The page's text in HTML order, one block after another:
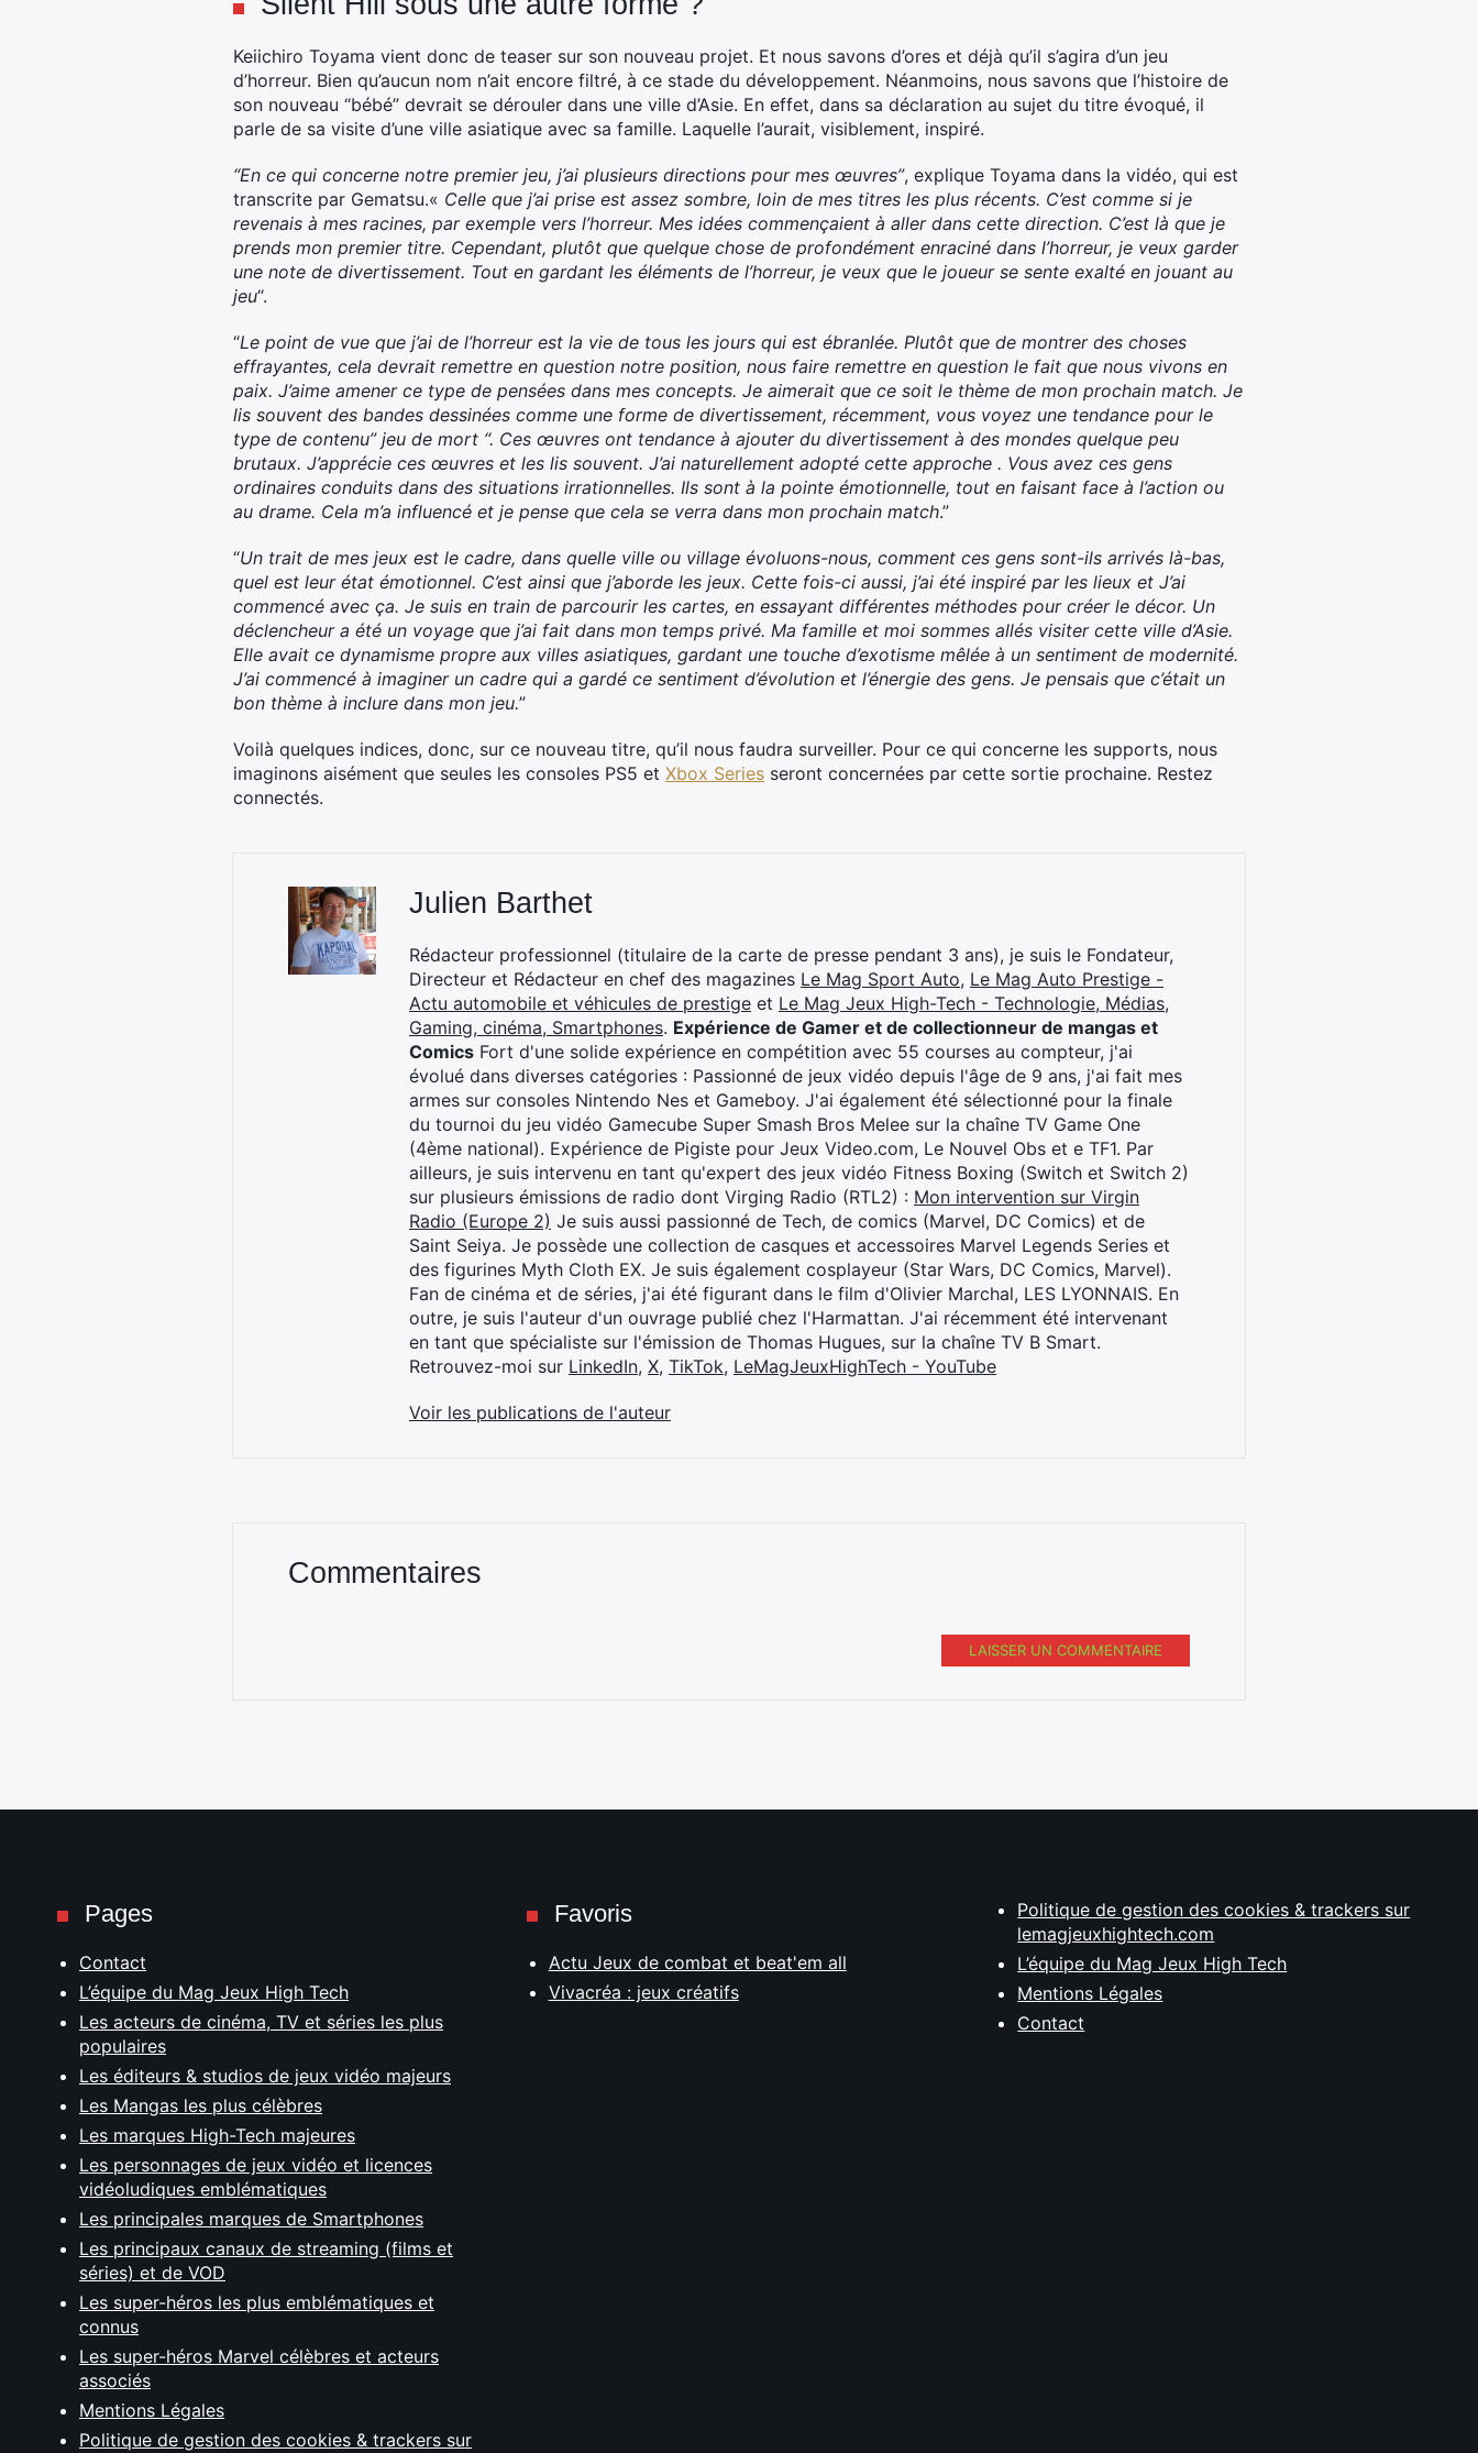
Keiichiro Toyama vient donc de teaser sur son nouveau projet. Et nous savons d’ores et déjà qu’il s’agira d’un jeu
d’horreur. Bien qu’aucun nom n’ait encore filtré, à ce stade du développement. Néanmoins, nous savons que l’histoire de
son nouveau “bébé” devrait se dérouler dans une ville d’Asie. En effet, dans sa déclaration au sujet du titre évoqué, il
parle de sa visite d’une ville asiatique avec sa famille. Laquelle l’aurait, visiblement, inspiré.
“En ce qui concerne notre premier jeu, j’ai plusieurs directions pour mes œuvres”, explique Toyama dans la vidéo, qui est
transcrite par Gematsu.« Celle que j’ai prise est assez sombre, loin de mes titres les plus récents. C’est comme si je
revenais à mes racines, par exemple vers l’horreur. Mes idées commençaient à aller dans cette direction. C’est là que je
prends mon premier titre. Cependant, plutôt que quelque chose de profondément enraciné dans l’horreur, je veux garder
une note de divertissement. Tout en gardant les éléments de l’horreur, je veux que le joueur se sente exalté en jouant au
jeu“.
“Le point de vue que j’ai de l’horreur est la vie de tous les jours qui est ébranlée. Plutôt que de montrer des choses
effrayantes, cela devrait remettre en question notre position, nous faire remettre en question le fait que nous vivons en
paix. J’aime amener ce type de pensées dans mes concepts. Je aimerait que ce soit le thème de mon prochain match. Je
lis souvent des bandes dessinées comme une forme de divertissement, récemment, vous voyez une tendance pour le
type de contenu” jeu de mort “. Ces œuvres ont tendance à ajouter du divertissement à des mondes quelque peu
brutaux. J’apprécie ces œuvres et les lis souvent. J’ai naturellement adopté cette approche . Vous avez ces gens
ordinaires conduits dans des situations irrationnelles. Ils sont à la pointe émotionnelle, tout en faisant face à l’action ou
au drame. Cela m’a influencé et je pense que cela se verra dans mon prochain match.”
“Un trait de mes jeux est le cadre, dans quelle ville ou village évoluons-nous, comment ces gens sont-ils arrivés là-bas,
quel est leur état émotionnel. C’est ainsi que j’aborde les jeux. Cette fois-ci aussi, j’ai été inspiré par les lieux et J’ai
commencé avec ça. Je suis en train de parcourir les cartes, en essayant différentes méthodes pour créer le décor. Un
déclencheur a été un voyage que j’ai fait dans mon temps privé. Ma famille et moi sommes allés visiter cette ville d’Asie.
Elle avait ce dynamisme propre aux villes asiatiques, gardant une touche d’exotisme mêlée à un sentiment de modernité.
J’ai commencé à imaginer un cadre qui a gardé ce sentiment d’évolution et l’énergie des gens. Je pensais que c’était un
bon thème à inclure dans mon jeu.”
Voilà quelques indices, donc, sur ce nouveau titre, qu’il nous faudra surveiller. Pour ce qui concerne les supports, nous
imaginons aisément que seules les consoles PS5 et Xbox Series seront concernées par cette sortie prochaine. Restez
connectés.
Julien Barthet
Rédacteur professionnel (titulaire de la carte de presse pendant 3 ans), je suis le Fondateur,
Directeur et Rédacteur en chef des magazines Le Mag Sport Auto, Le Mag Auto Prestige -
Actu automobile et véhicules de prestige et Le Mag Jeux High-Tech - Technologie, Médias,
Gaming, cinéma, Smartphones. Expérience de Gamer et de collectionneur de mangas et
Comics Fort d'une solide expérience en compétition avec 55 courses au compteur, j'ai
évolué dans diverses catégories : Passionné de jeux vidéo depuis l'âge de 9 ans, j'ai fait mes
armes sur consoles Nintendo Nes et Gameboy. J'ai également été sélectionné pour la finale
du tournoi du jeu vidéo Gamecube Super Smash Bros Melee sur la chaîne TV Game One
(4ème national). Expérience de Pigiste pour Jeux Video.com, Le Nouvel Obs et e TF1. Par
ailleurs, je suis intervenu en tant qu'expert des jeux vidéo Fitness Boxing (Switch et Switch 2)
sur plusieurs émissions de radio dont Virging Radio (RTL2) : Mon intervention sur Virgin
Radio (Europe 2) Je suis aussi passionné de Tech, de comics (Marvel, DC Comics) et de
Saint Seiya. Je possède une collection de casques et accessoires Marvel Legends Series et
des figurines Myth Cloth EX. Je suis également cosplayeur (Star Wars, DC Comics, Marvel).
Fan de cinéma et de séries, j'ai été figurant dans le film d'Olivier Marchal, LES LYONNAIS. En
outre, je suis l'auteur d'un ouvrage publié chez l'Harmattan. J'ai récemment été intervenant
en tant que spécialiste sur l'émission de Thomas Hugues, sur la chaîne TV B Smart.
Retrouvez-moi sur LinkedIn, X, TikTok, LeMagJeuxHighTech - YouTube
Voir les publications de l'auteur
Commentaires
LAISSER UN COMMENTAIRE
Pages
Contact
L’équipe du Mag Jeux High Tech
Les acteurs de cinéma, TV et séries les plus
populaires
Les éditeurs & studios de jeux vidéo majeurs
Les Mangas les plus célèbres
Les marques High-Tech majeures
Les personnages de jeux vidéo et licences
vidéoludiques emblématiques
Les principales marques de Smartphones
Les principaux canaux de streaming (films et
séries) et de VOD
Les super-héros les plus emblématiques et
connus
Les super-héros Marvel célèbres et acteurs
associés
Mentions Légales
Politique de gestion des cookies & trackers sur
Favoris
Actu Jeux de combat et beat'em all
Vivacréa : jeux créatifs
Politique de gestion des cookies & trackers sur
lemagjeuxhightech.com
L’équipe du Mag Jeux High Tech
Mentions Légales
Contact